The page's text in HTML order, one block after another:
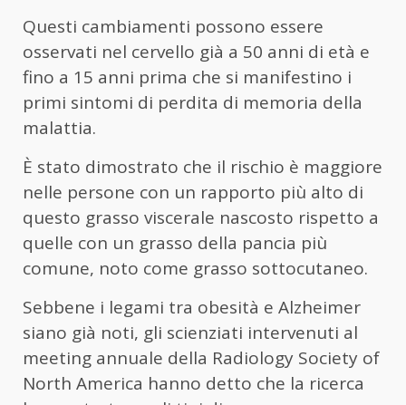
Questi cambiamenti possono essere
osservati nel cervello già a 50 anni di età e
fino a 15 anni prima che si manifestino i
primi sintomi di perdita di memoria della
malattia.
È stato dimostrato che il rischio è maggiore
nelle persone con un rapporto più alto di
questo grasso viscerale nascosto rispetto a
quelle con un grasso della pancia più
comune, noto come grasso sottocutaneo.
Sebbene i legami tra obesità e Alzheimer
siano già noti, gli scienziati intervenuti al
meeting annuale della Radiology Society of
North America hanno detto che la ricerca